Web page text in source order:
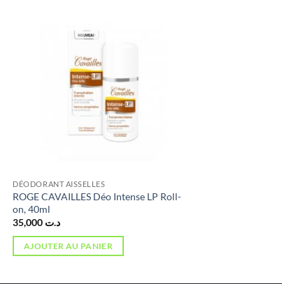
DÉODORANT AISSELLES
ROGE CAVAILLES Déo Intense LP Roll-
on, 40ml
د.ت
AJOUTER AU PANIER